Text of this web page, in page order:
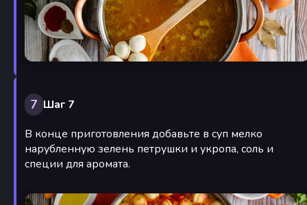
7 Шаг 7
В конце приготовления добавьте в суп мелко
нарубленную зелень петрушки и укропа, соль и
специи для аромата.